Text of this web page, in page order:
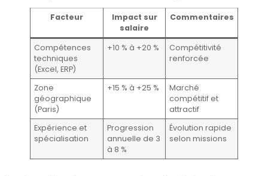
Facteur
Impact sur
salaire
Commentaires
Compétences
techniques
(Excel, ERP)
+10 % à +20 %
Compétitivité
renforcée
Zone
géographique
(Paris)
+15 % à +25 %
Marché
compétitif et
attractif
Expérience et
spécialisation
Progression
annuelle de 3
à 8 %
Évolution rapide
selon missions